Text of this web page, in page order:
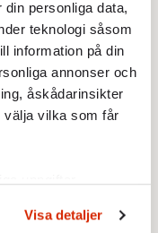
din personliga data,
teknologi såsom
information på din
annonser och
åskådarinsikter
vilka som får
när som
Visa detaljer
in Paris«
Schuster.